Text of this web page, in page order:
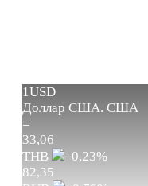
1USD
Доллар США. США
=
33,06
THB
–0,23%
82,35